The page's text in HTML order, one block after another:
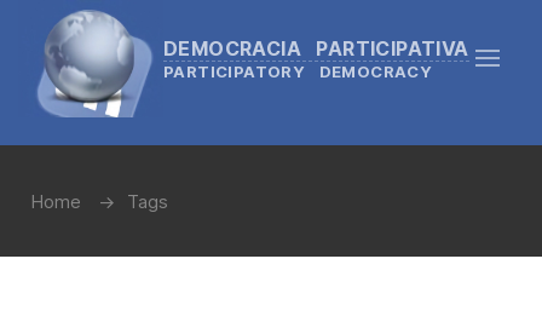
DEMOCRACIA PARTICIPATIVA
PARTICIPATORY DEMOCRACY
Home Tags